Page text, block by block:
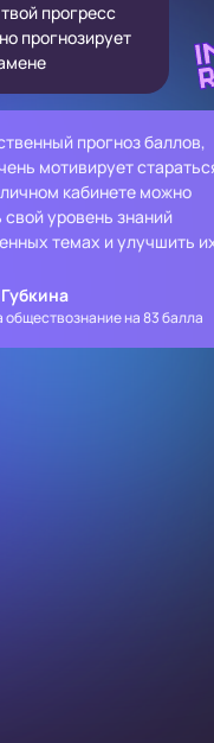
прогноз баллов,
мотивирует
кабинете можно
свой уровень знаний
темах и улучшить
обществознание на 83 балла
прогресс
прогнозирует